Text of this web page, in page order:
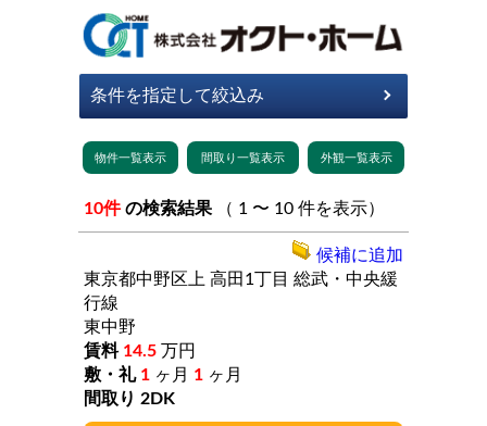
10件 の検索結果 （ 1 〜 10 件を表示）
東京都中野区上 高田1丁目 総武・中央緩
行線
東中野
14.5 万円
1 ヶ月 1 ヶ月
2DK
候補に追加